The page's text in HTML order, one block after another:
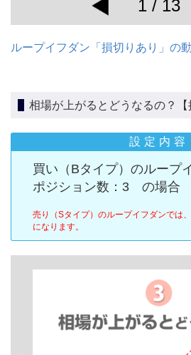
1 / 13
ループイフダン「損切りあり」の
相場が上がるとどうなるの？【
設定内容
買い（Bタイプ）のルー
ポジション数：3 の場合
売り（Sタイプ）のループイフダンでは
になります。